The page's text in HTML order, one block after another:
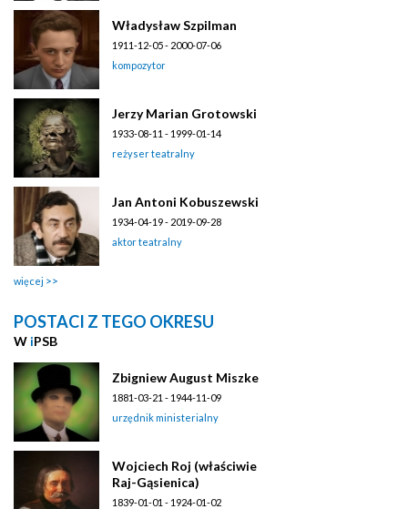
Władysław Szpilman
1911-12-05 - 2000-07-06
kompozytor
Jerzy Marian Grotowski
1933-08-11 - 1999-01-14
reżyser teatralny
Jan Antoni Kobuszewski
1934-04-19 - 2019-09-28
aktor teatralny
więcej
POSTACI Z TEGO OKRESU
W iPSB
Zbigniew August Miszke
1881-03-21 - 1944-11-09
urzędnik ministerialny
Wojciech Roj (właściwie
Raj-Gąsienica)
1839-01-01 - 1924-01-02